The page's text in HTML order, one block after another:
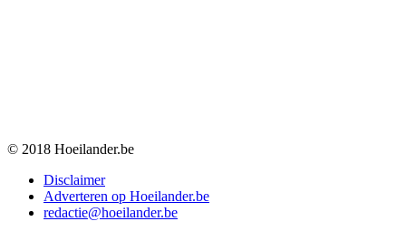
© 2018 Hoeilander.be
Disclaimer
Adverteren op Hoeilander.be
redactie@hoeilander.be